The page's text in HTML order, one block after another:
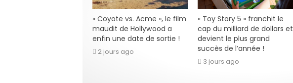
« Coyote vs. Acme », le film
maudit de Hollywood a
enfin une date de sortie !
2 jours ago
« Toy Story 5 » franchit le
cap du milliard de dollars et
devient le plus grand
succès de l’année !
3 jours ago